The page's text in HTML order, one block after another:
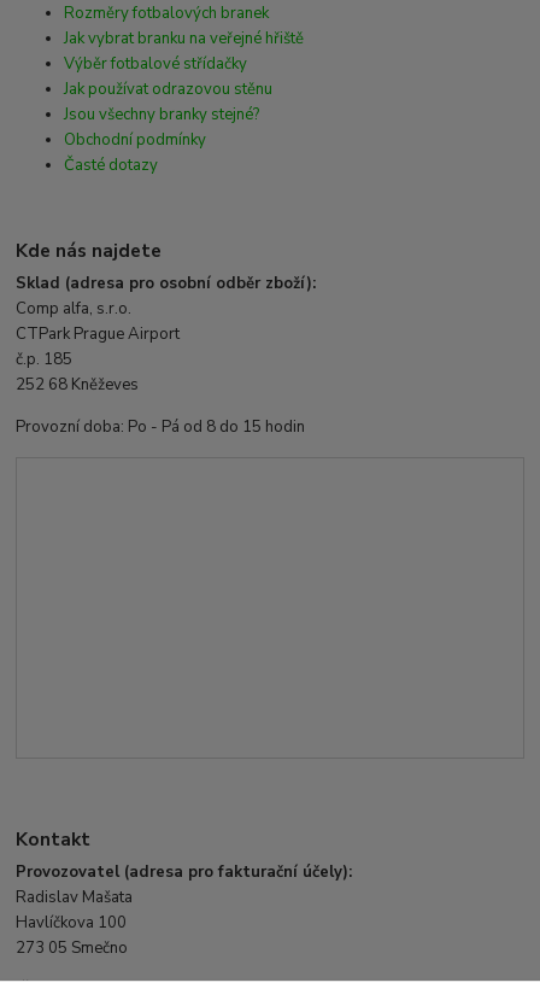
Rozměry fotbalových branek
Jak vybrat branku na veřejné hřiště
Výběr fotbalové střídačky
Jak používat odrazovou stěnu
Jsou všechny branky stejné?
Obchodní podmínky
Časté dotazy
Kde nás najdete
Sklad (adresa pro osobní odběr zboží):
Comp alfa, s.r.o.
CTPark Prague Airport
č.p. 185
252 68 Kněževes
Provozní doba: Po - Pá od 8 do 15 hodin
Kontakt
Provozovatel (adresa pro fakturační účely):
Radislav Mašata
Havlíčkova 100
273 05 Smečno